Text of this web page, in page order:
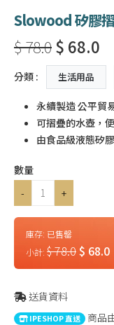
Slowood 矽膠
$ 78.0$ 68.0
分類 : 生活用品
永續製造 公平貿
可摺疊的水壺，
由食品級液態矽
數量
-
+
庫存: 已售罄
小計: $ 78.0$ 68.0
送貨資料
IPESHOP 直送 商品